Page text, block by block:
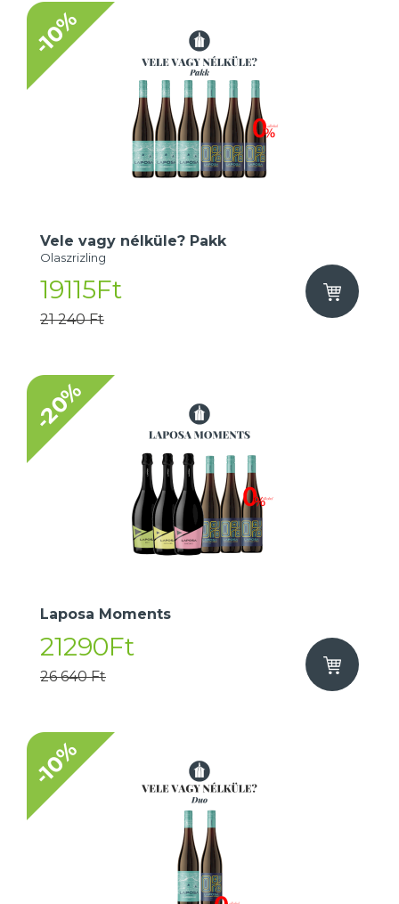
-10%
Vele vagy nélküle? Pakk
Olaszrizling
19115Ft
21 240 Ft
-20%
Laposa Moments
21290Ft
26 640 Ft
-10%